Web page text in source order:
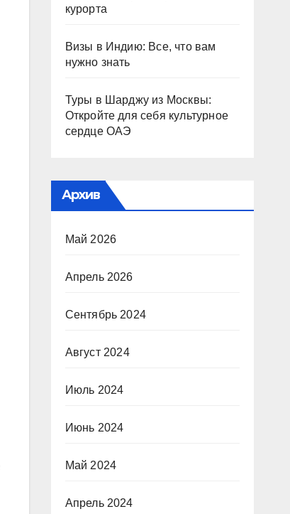
курорта
Визы в Индию: Все, что вам
нужно знать
Туры в Шарджу из Москвы:
Откройте для себя культурное
сердце ОАЭ
Архив
Май 2026
Апрель 2026
Сентябрь 2024
Август 2024
Июль 2024
Июнь 2024
Май 2024
Апрель 2024